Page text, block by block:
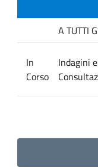
A TUTTI
In
Corso
Indagini e